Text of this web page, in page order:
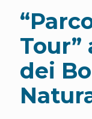
Tour”
dei